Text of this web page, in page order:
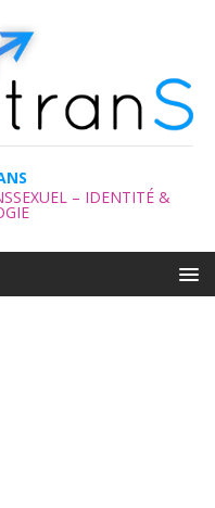
– IDENTITÉ &